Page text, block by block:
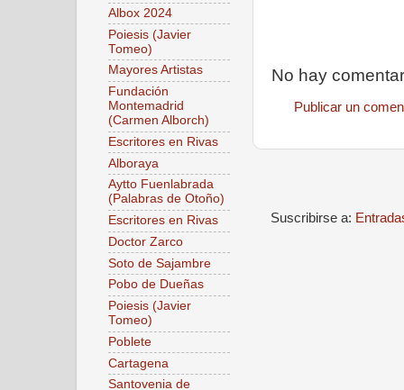
No hay
Publicar un
Suscribirse a:
Albox 2024
Poiesis (Javier
Tomeo)
Mayores Artistas
Fundación
Montemadrid
(Carmen Alborch)
Escritores en Rivas
Alboraya
Aytto Fuenlabrada
(Palabras de Otoño)
Escritores en Rivas
Doctor Zarco
Soto de Sajambre
Pobo de Dueñas
Poiesis (Javier
Tomeo)
Poblete
Cartagena
Santovenia de